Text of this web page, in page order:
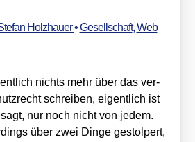
Holzhauer•Gesellschaft,Web
nichts mehr über das ver­
schrei­ben, eigent­lich ist
nur noch nicht von jedem.
über zwei Din­ge gestol­pert,